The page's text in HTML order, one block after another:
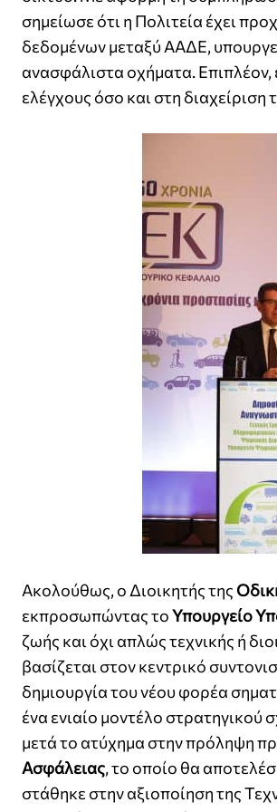
σημείωσε ότι η Πολιτεία έχει
δεδομένων μεταξύ ΑΑΔΕ,
ανασφάλιστα οχήματα. Επιπλέον,
ελέγχους όσο και στη διαχείριση
Ακολούθως, ο Διοικητής της
εκπροσωπώντας τοΥπουργείο
ζωής και όχι απλώς τεχνικής ή
βασίζεται στον κεντρικό
δημιουργία του νέου φορέα
ένα ενιαίο μοντέλο
μετά το ατύχημα στην πρόληψη
Ασφάλειας, το οποίο θα
στάθηκε στην αξιοποίηση της